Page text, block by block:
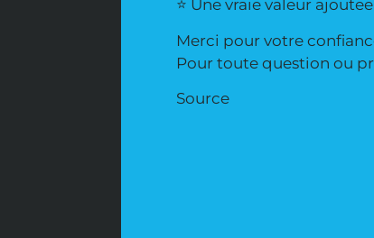
⭐ Une vraie valeur
Merci pour votre
Pour toute question ou
Source